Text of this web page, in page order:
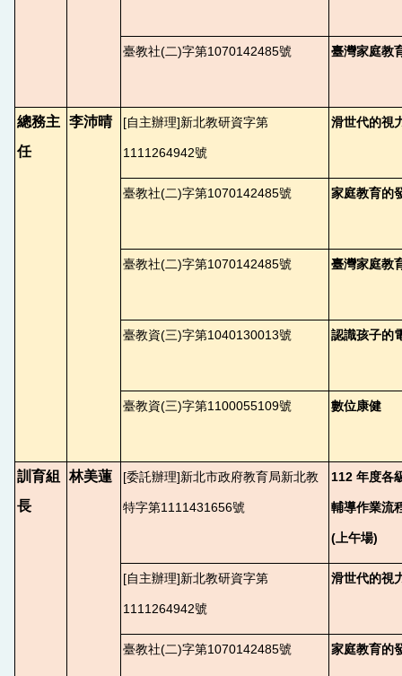
臺教社(二)字第1070142485號 臺灣家庭教
總務主
任
李沛晴 [自主辦理]新北教研資字第
1111264942號
滑世代的視
臺教社(二)字第1070142485號 家庭教育的
臺教社(二)字第1070142485號 臺灣家庭教
臺教資(三)字第1040130013號 認識孩子的
臺教資(三)字第1100055109號 數位康健
訓育組
長
林美蓮 [委託辦理]新北市政府教育局新北教
特字第1111431656號
112 年度各
輔導作業流
(上午場)
[自主辦理]新北教研資字第
1111264942號
滑世代的視
臺教社(二)字第1070142485號 家庭教育的